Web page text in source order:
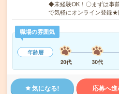
◆未経験OK！〇まずは事
で気軽にオンライン登録
職場の雰囲気
年齢層
20代
30代
気になる! 応募へ